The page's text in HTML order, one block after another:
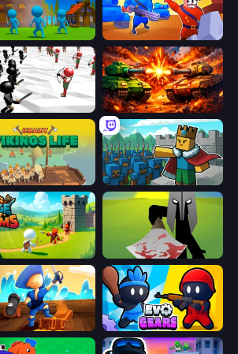
Craft and Battle
Stickman Simulator: Final Battle War Machine Clash
Vikings Life Cube Commander
Arms Kill The Spartan
Idle Evo Gears